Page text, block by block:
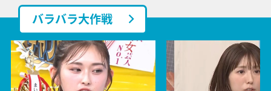
バラバラ大作戦